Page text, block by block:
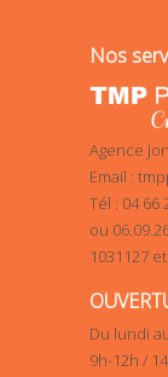
Nos
Agence
Email :
Tél : 04 66
ou
1031127
Du lundi
9h-12h /